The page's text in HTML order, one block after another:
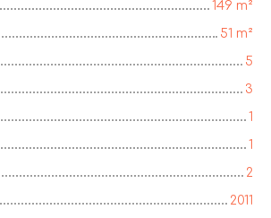
149 m²
51 m²
5
3
1
1
2
2011